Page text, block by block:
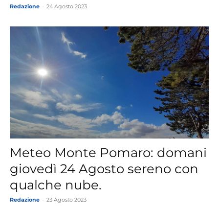
Redazione 24 Agosto 2023
Meteo Monte Pomaro: domani
giovedì 24 Agosto sereno con
qualche nube.
Redazione 23 Agosto 2023